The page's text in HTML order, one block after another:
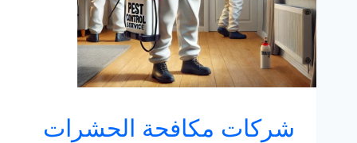
شركات مكافحة الحشرات